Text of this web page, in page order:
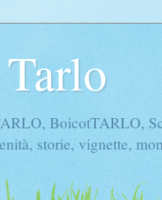
BoicotTARLO,
storie, vignette,